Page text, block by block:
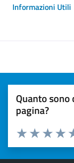
Informazioni Utili
Quanto
pagina?
Valuta 3
Valuta 2
Valuta 1 stelle